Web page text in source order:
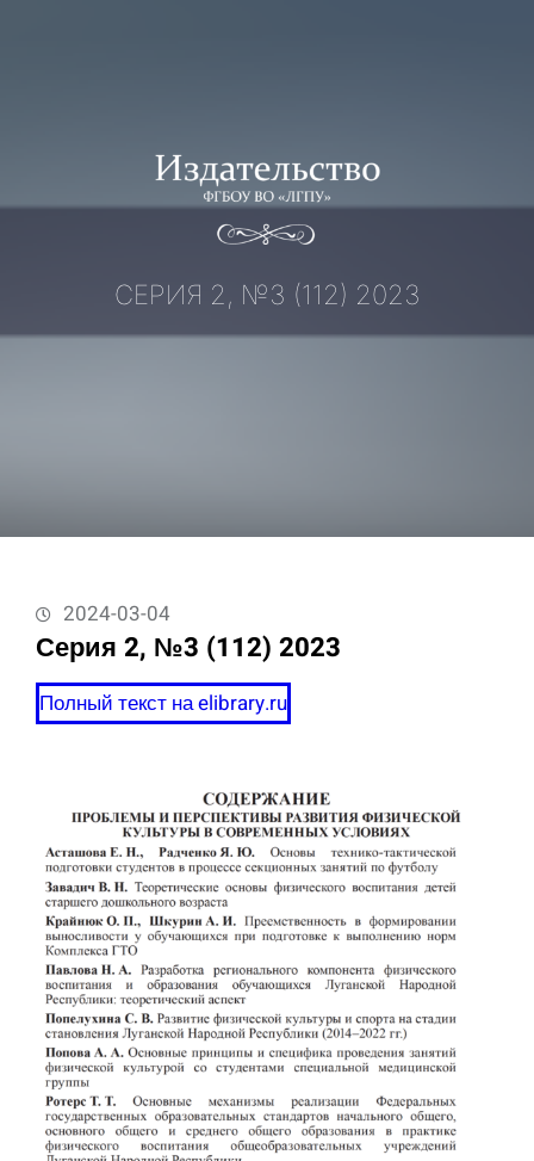
СЕРИЯ 2, №3 (112) 2023
2024-03-04
Серия 2, №3 (112) 2023
Полный текст на elibrary.ru